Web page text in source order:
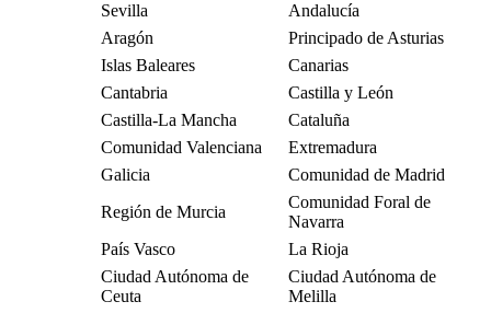
Sevilla
Andalucía
Aragón
Principado de Asturias
Islas Baleares
Canarias
Cantabria
Castilla y León
Castilla-La Mancha
Cataluña
Comunidad Valenciana
Extremadura
Galicia
Comunidad de Madrid
Región de Murcia
Comunidad Foral de
Navarra
País Vasco
La Rioja
Ciudad Autónoma de
Ceuta
Ciudad Autónoma de
Melilla